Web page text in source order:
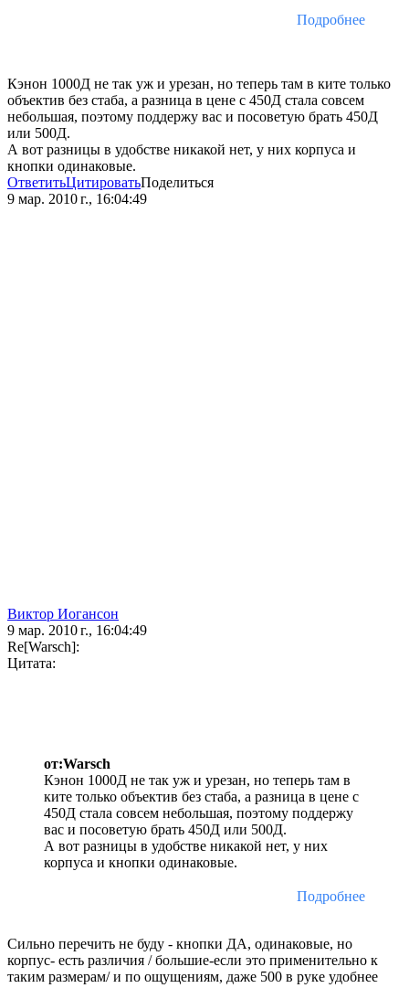
Подробнее
Кэнон 1000Д не так уж и урезан, но теперь там в ките только
объектив без стаба, а разница в цене с 450Д стала совсем
небольшая, поэтому поддержу вас и посоветую брать 450Д
или 500Д.
А вот разницы в удобстве никакой нет, у них корпуса и
кнопки одинаковые.
ОтветитьЦитироватьПоделиться
9 мар. 2010 г., 16:04:49
Виктор Иогансон
9 мар. 2010 г., 16:04:49
Re[Warsch]:
Цитата:
от:Warsch
Кэнон 1000Д не так уж и урезан, но теперь там в
ките только объектив без стаба, а разница в цене с
450Д стала совсем небольшая, поэтому поддержу
вас и посоветую брать 450Д или 500Д.
А вот разницы в удобстве никакой нет, у них
корпуса и кнопки одинаковые.
Подробнее
Сильно перечить не буду - кнопки ДА, одинаковые, но
корпус- есть различия / большие-если это применительно к
таким размерам/ и по ощущениям, даже 500 в руке удобнее